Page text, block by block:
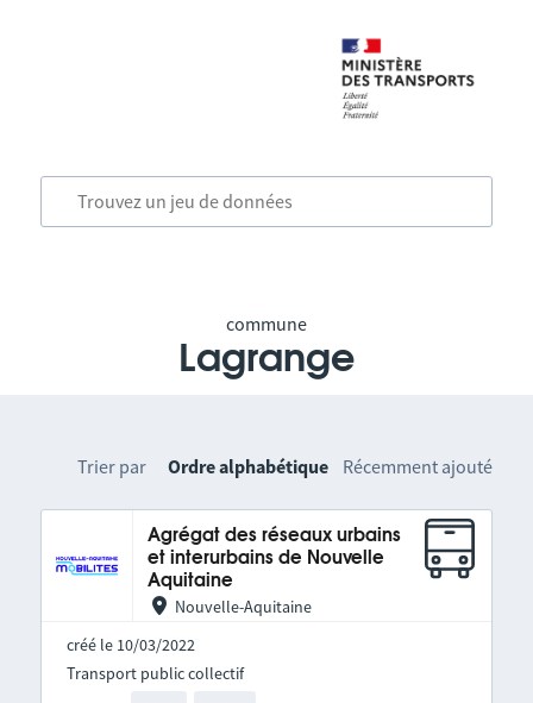
commune
Lagrange
Trier par Ordre alphabétique Récemment ajouté
Agrégat des réseaux urbains
et interurbains de Nouvelle
Aquitaine
Nouvelle-Aquitaine
créé le 10/03/2022
Transport public collectif